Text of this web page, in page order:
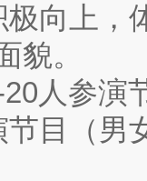
向上，
貌。
人参演
目 （